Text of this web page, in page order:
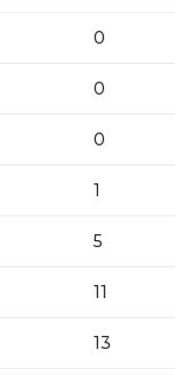
0
0
0
1
5
11
13